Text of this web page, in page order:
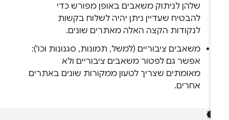
שלהן לניתוק משאבים באופן מפורש כדי
להבטיח שעדיין ניתן יהיה לשלוח בקשות
לנקודות הקצה האלה מאתרים שונים.
משאבים ציבוריים (למשל, תמונות, סגנונות וכו'):
אפשר גם לפטור משאבים ציבוריים ולא
מאומתים שצריך לטעון ממקורות שונים באתרים
אחרים.